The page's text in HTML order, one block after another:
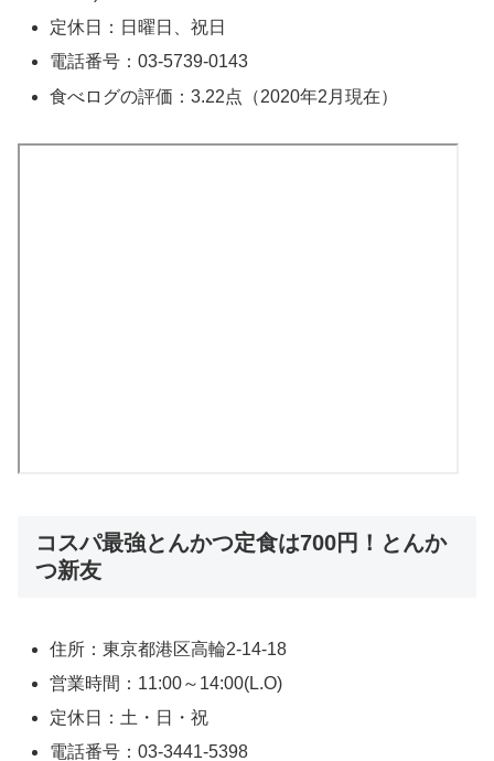
定休日：日曜日、祝日
電話番号：03-5739-0143
食べログの評価：3.22点（2020年2月現在）
コスパ最強とんかつ定食は700円！とんか
つ新友
住所：東京都港区高輪2-14-18
営業時間：11:00～14:00(L.O)
定休日：土・日・祝
電話番号：03-3441-5398